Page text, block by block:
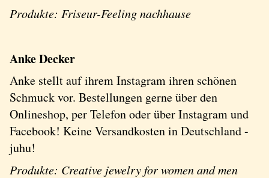
Produkte: Friseur-Feeling nachhause
Anke Decker
Anke stellt auf ihrem Instagram ihren schönen
Schmuck vor. Bestellungen gerne über den
Onlineshop, per Telefon oder über Instagram und
Facebook! Keine Versandkosten in Deutschland -
juhu!
Produkte: Creative jewelry for women and men